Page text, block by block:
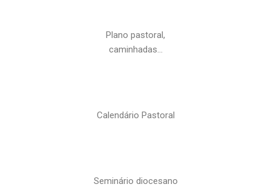
Plano pastoral,
caminhadas…
Calendário Pastoral
Seminário diocesano